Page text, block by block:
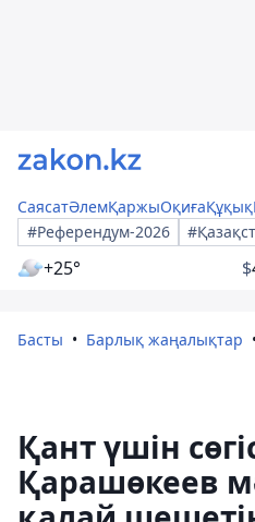
СаясатӘлемҚаржыОқиғаҚұқық
#Референдум-2026
+25° $
Басты Барлық жаңалықтар
Қант үшін
Қарашөкеев